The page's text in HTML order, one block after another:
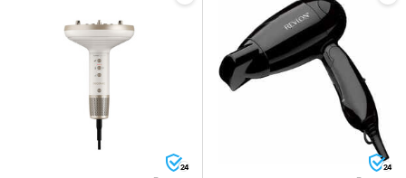
24 24